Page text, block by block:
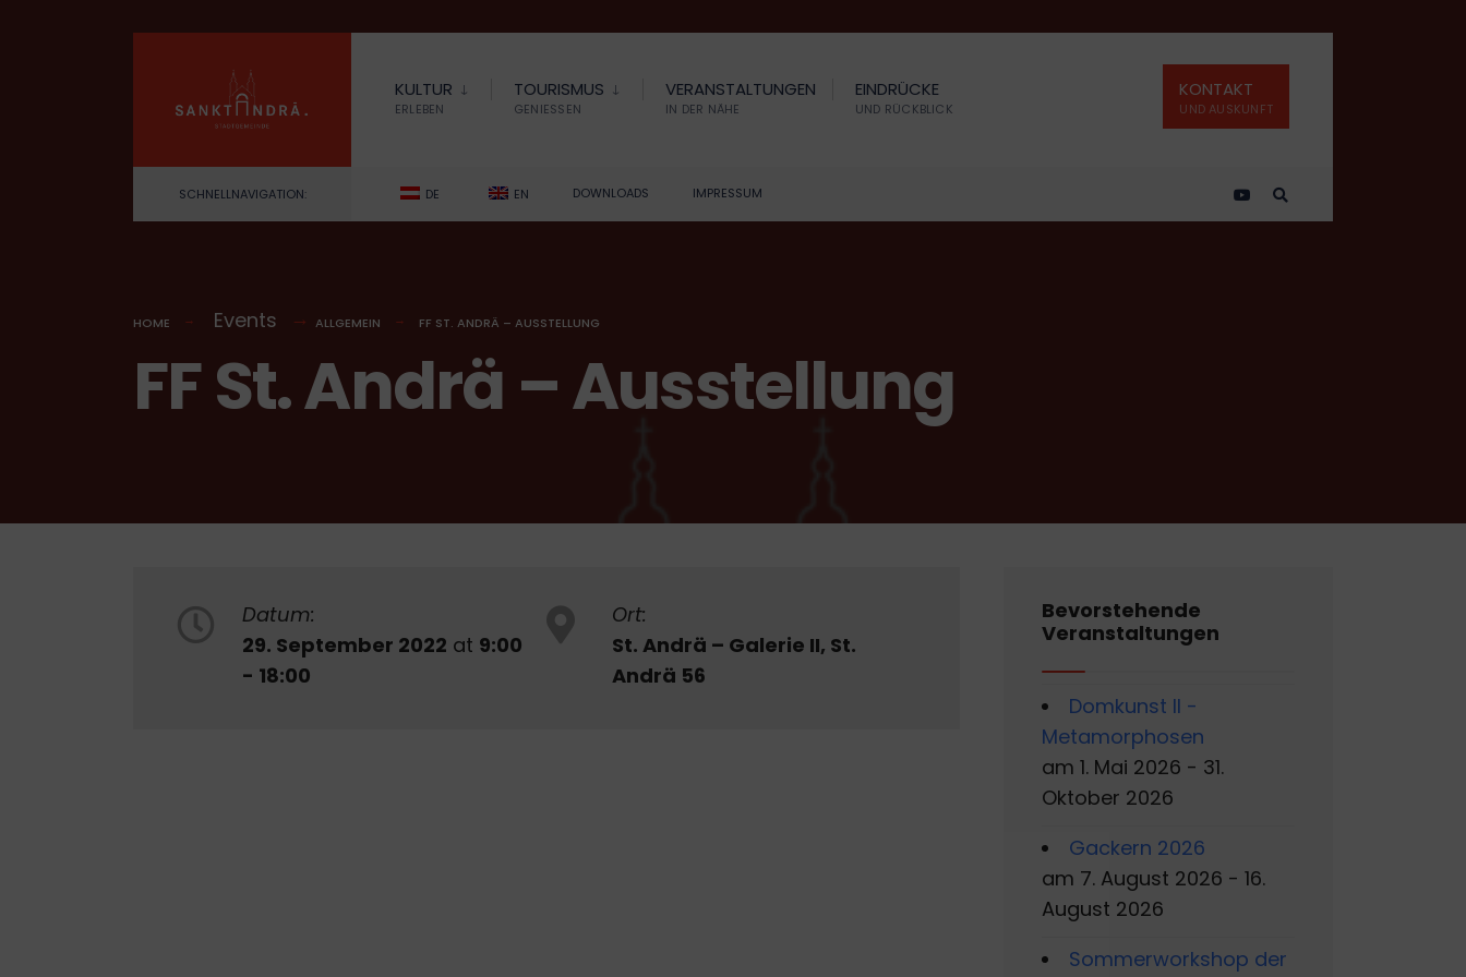
content
KULTUR
ERLEBEN
TOURISMUS
GENIESSEN
VERANSTALTUNGEN
IN DER NÄHE
EINDRÜCKE
UND RÜCKBLICK
KONTAKT
UND AUSKUNFT
SCHNELLNAVIGATION: DE EN DOWNLOADS IMPRESSUM
HOME Events ALLGEMEIN FF ST. ANDRÄ – AUSSTELLUNG
FF St. Andrä – Ausstellung
Datum:
29. September 2022 at 9:00
- 18:00
Ort:
St. Andrä – Galerie II, St.
Andrä 56
Bevorstehende
Veranstaltungen
Domkunst II -
Metamorphosen
am 1. Mai 2026 - 31.
Oktober 2026
Gackern 2026
am 7. August 2026 - 16.
August 2026
Sommerworkshop der